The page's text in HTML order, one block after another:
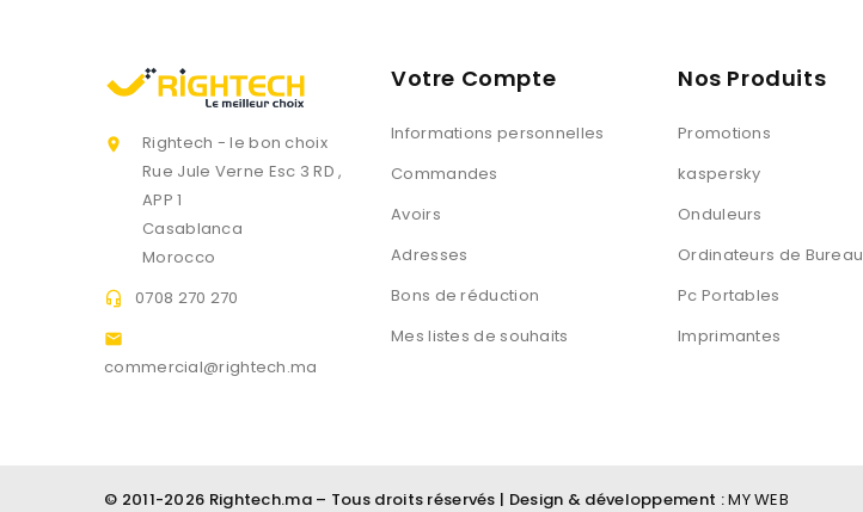

Rightech - le bon choix
Rue Jule Verne Esc 3 RD ,
APP 1
Casablanca
Morocco
 0708 270 270

commercial@rightech.ma
Votre Compte
Informations personnelles
Commandes
Avoirs
Adresses
Bons de réduction
Mes listes de souhaits
Nos Produits
Promotions
kaspersky
Onduleurs
Ordinateurs de Bureau
Pc Portables
Imprimantes
© 2011-2026 Rightech.ma – Tous droits réservés | Design & développement :MY WEB